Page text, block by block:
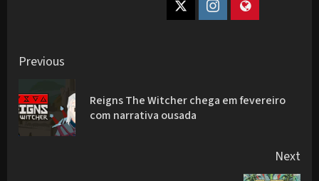
Post
navigation
Previous
Reigns The Witcher chega em fevereiro
com narrativa ousada
Next